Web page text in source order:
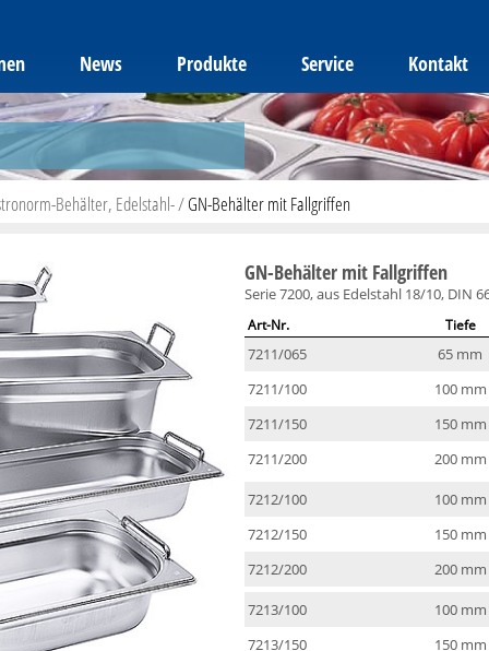
News Produkte Service Kontakt
Behälter, Edelstahl-/GN-Behälter mit Fallgriffen
GN-Behälter mit Fallgriffen
Serie 7200, aus Edelstahl 18/10, DIN
Art-Nr. Tiefe
7211/065
65 mm
7211/100
100 mm
7211/150
150 mm
7211/200
200 mm
7212/100
100 mm
7212/150
150 mm
7212/200
200 mm
7213/100
100 mm
7213/150
150 mm